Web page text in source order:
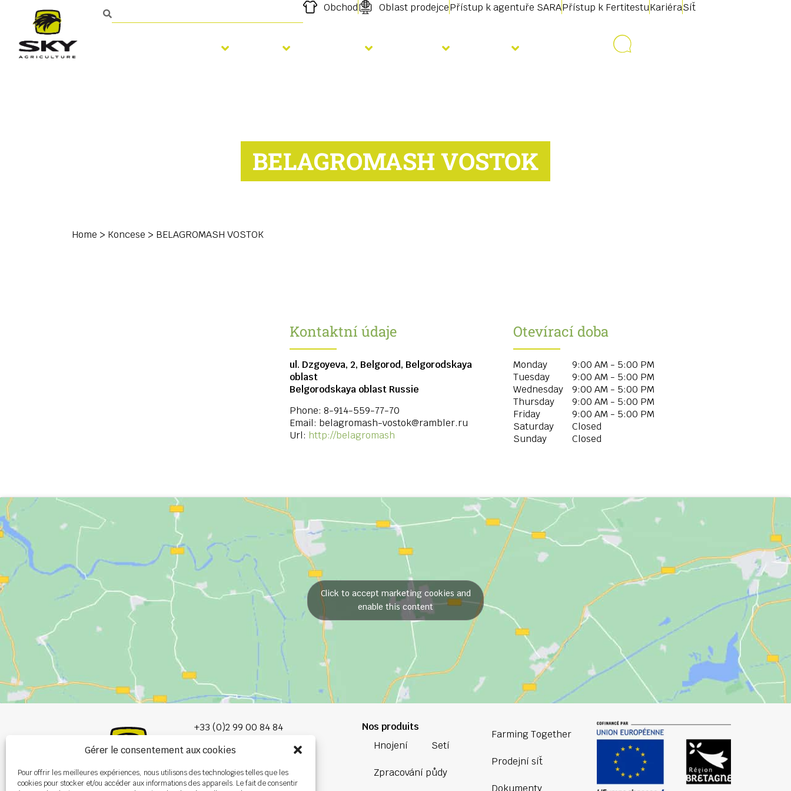
Gérer le consentement aux cookies
Pour offrir les meilleures expériences, nous utilisons des technologies telles que les
cookies pour stocker et/ou accéder aux informations des appareils. Le fait de consentir
Obchod Oblast prodejcePřístup k agentuře SARAPřístup k FertitestuKariéraSíť
BELAGROMASH VOSTOK
Home > Koncese > BELAGROMASH VOSTOK
Kontaktní údaje
ul. Dzgoyeva, 2, Belgorod, Belgorodskaya
oblast
Belgorodskaya oblast Russie
Phone: 8-914-559-77-70
Email: belagromash-vostok@rambler.ru
Url: http://belagromash
Otevírací doba
Monday
9:00 AM - 5:00 PM
Tuesday
9:00 AM - 5:00 PM
Wednesday
9:00 AM - 5:00 PM
Thursday
9:00 AM - 5:00 PM
Friday
9:00 AM - 5:00 PM
Saturday
Closed
Sunday
Closed
Click to accept marketing cookies and
enable this content
+33 (0)2 99 00 84 84
info@burel-group.com
Les Portes de Bretagne
Nos produits
Hnojení
Setí
Zpracování půdy
Farming Together
Prodejní síť
Dokumenty